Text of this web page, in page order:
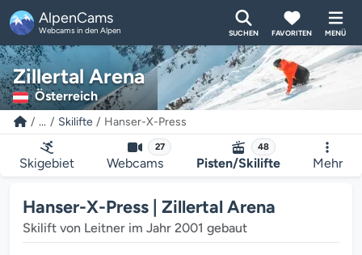
AlpenCams
Webcams in den Alpen SUCHEN FAVORITEN MENÜ
Zillertal Arena
Österreich
... Skilifte Hanser-X-Press
Skigebiet
27
Webcams
48
Pisten/Skilifte Mehr
Hanser-X-Press | Zillertal Arena
Skilift von Leitner im Jahr 2001 gebaut